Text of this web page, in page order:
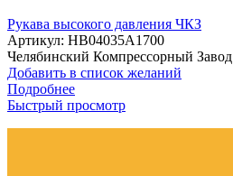
Рукава высокого давления ЧКЗ
Артикул: HB04035A1700
Челябинский Компрессорный Завод
Добавить в список желаний
Подробнее
Быстрый просмотр